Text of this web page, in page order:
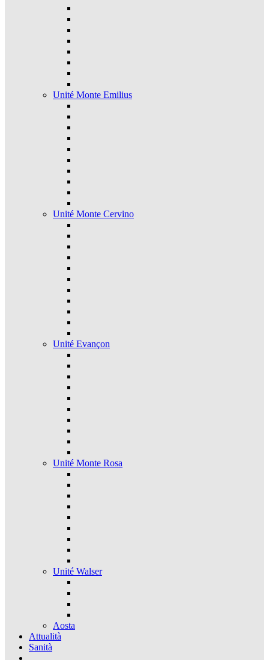
Unité Monte Emilius
Unité Monte Cervino
Unité Evançon
Unité Monte Rosa
Unité Walser
Aosta
Attualità
Sanità